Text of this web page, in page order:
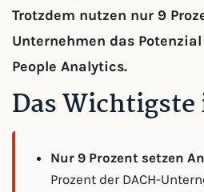
Trotzdem nutzen nur 9
Unternehmen das
People Analytics.
Das Wichtigste
Nur 9 Prozent setzen
Prozent der DACH-